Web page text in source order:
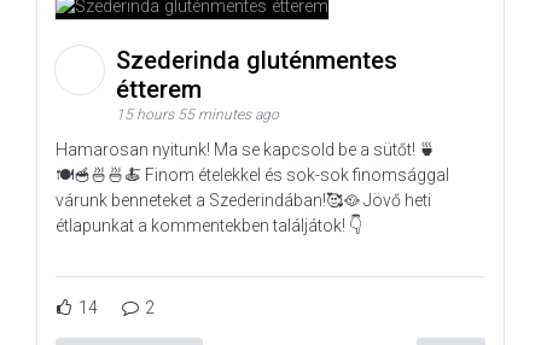
Szederinda gluténmentes
étterem
15 hours 55 minutes ago
Hamarosan nyitunk! Ma se kapcsold be a sütőt! 🍵
🍽️🥣🍜🍜🍝 Finom ételekkel és sok-sok finomsággal
várunk benneteket a Szederindában!🥰🥘 Jövő heti
étlapunkat a kommentekben találjátok! 👇
14 2